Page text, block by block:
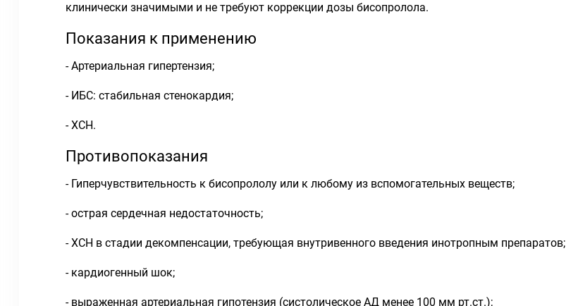
клинически значимыми и не требуют коррекции дозы бисопролола.
Показания к применению
- Артериальная гипертензия;
- ИБС: стабильная стенокардия;
- ХСН.
Противопоказания
- Гиперчувствительность к бисопрололу или к любому из вспомогательных веществ;
- острая сердечная недостаточность;
- ХСН в стадии декомпенсации, требующая внутривенного введения инотропным препаратов;
- кардиогенный шок;
- выраженная артериальная гипотензия (систолическое АД менее 100 мм рт.ст.);